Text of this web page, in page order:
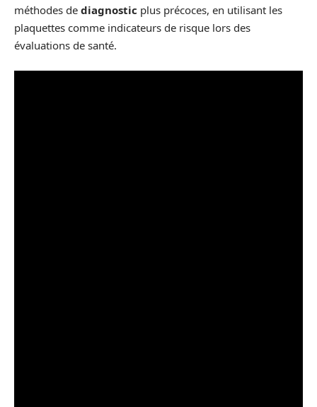
méthodes de diagnostic plus précoces, en utilisant les
plaquettes comme indicateurs de risque lors des
évaluations de santé.